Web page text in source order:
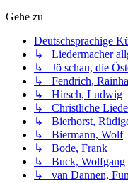
Gehe zu
Deutschsprachige
↳ Liedermacher
↳ Jö schau, die
↳ Fendrich,
↳ Hirsch, Ludwig
↳ Christliche
↳ Bierhorst,
↳ Biermann, Wolf
↳ Bode, Frank
↳ Buck, Wolfgang
↳ van Dannen,